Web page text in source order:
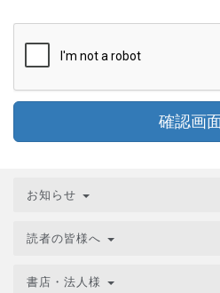
確認画
お知らせ
読者の皆様へ
書店・法人様